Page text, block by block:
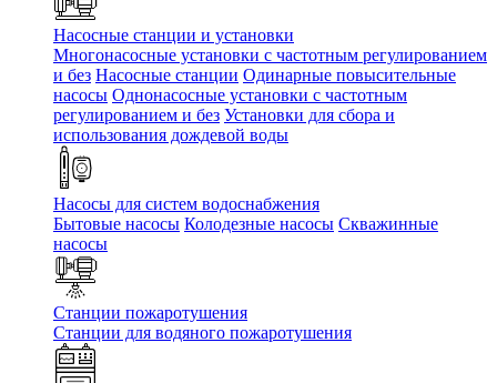
Насосные станции и установки
Многонасосные установки с частотным регулированием
и без Насосные станции Одинарные повысительные
насосы Однонасосные установки с частотным
регулированием и без Установки для сбора и
использования дождевой воды
Насосы для систем водоснабжения
Бытовые насосы Колодезные насосы Скважинные
насосы
Станции пожаротушения
Станции для водяного пожаротушения